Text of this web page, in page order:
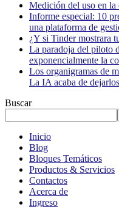
Medición del uso en la
Informe especial: 10
una plataforma de
¿Y si Tinder mostrara
La paradoja del piloto
exponencialmente la
Los organigramas de
La IA acaba de
Buscar
Inicio
Blog
Bloques Temáticos
Productos & Servicios
Contactos
Acerca de
Ingreso